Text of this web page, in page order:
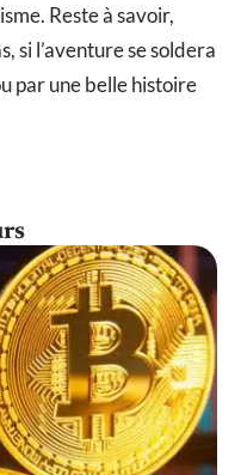
Reste à savoir,
si l’aventure se soldera
par une belle histoire